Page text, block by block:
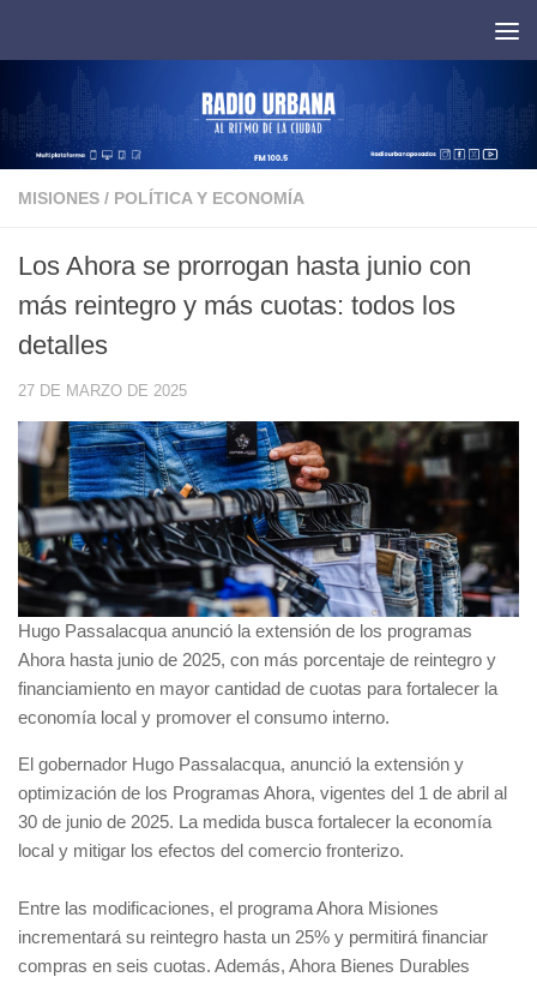
MISIONES / POLÍTICA Y ECONOMÍA
Los Ahora se prorrogan hasta junio con
más reintegro y más cuotas: todos los
detalles
27 DE MARZO DE 2025
Hugo Passalacqua anunció la extensión de los programas
Ahora hasta junio de 2025, con más porcentaje de reintegro y
financiamiento en mayor cantidad de cuotas para fortalecer la
economía local y promover el consumo interno.
El gobernador Hugo Passalacqua, anunció la extensión y
optimización de los Programas Ahora, vigentes del 1 de abril al
30 de junio de 2025. La medida busca fortalecer la economía
local y mitigar los efectos del comercio fronterizo.
Entre las modificaciones, el programa Ahora Misiones
incrementará su reintegro hasta un 25% y permitirá financiar
compras en seis cuotas. Además, Ahora Bienes Durables